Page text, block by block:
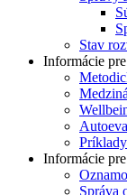
Stav
Informácie
Informácie
Správa